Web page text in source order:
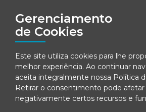
Gerenciamento
de Cookies
Este site utiliza cookies para lhe
melhor experiência. Ao continuar
aceita integralmente nossa Política
Retirar o consentimento pode afetar
negativamente certos recursos e
Concordo em receber comunicações da
Ao se inscrever, você concorda com nossaPolítica